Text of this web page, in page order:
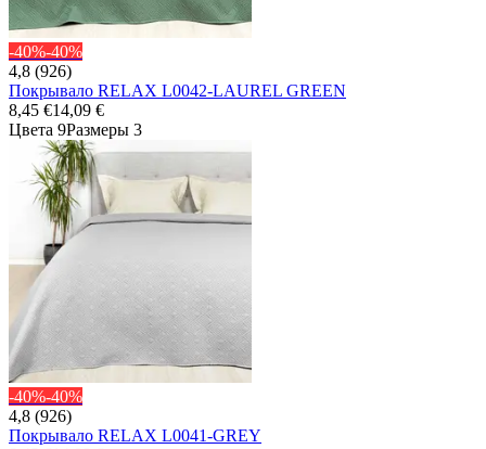
-40%-40%
4,8 (926)
Покрывало RELAX L0042-LAUREL GREEN
8,45 €14,09 €
Цвета 9Размеры 3
-40%-40%
4,8 (926)
Покрывало RELAX L0041-GREY